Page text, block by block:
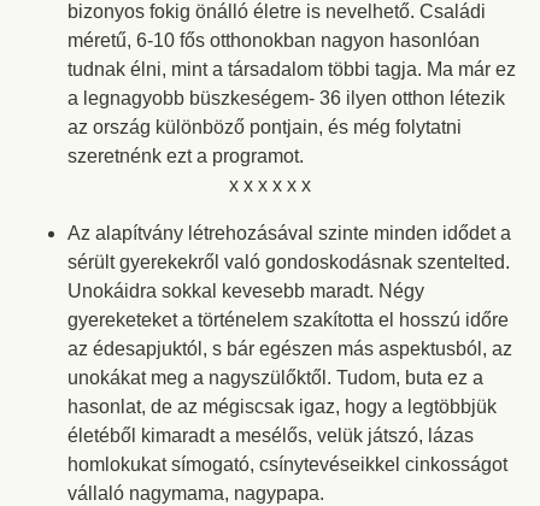
bizonyos fokig önálló életre is nevelhető. Családi
méretű, 6-10 fős otthonokban nagyon hasonlóan
tudnak élni, mint a társadalom többi tagja. Ma már ez
a legnagyobb büszkeségem- 36 ilyen otthon létezik
az ország különböző pontjain, és még folytatni
szeretnénk ezt a programot.
x x x x x x
Az alapítvány létrehozásával szinte minden idődet a
sérült gyerekekről való gondoskodásnak szentelted.
Unokáidra sokkal kevesebb maradt. Négy
gyereketeket a történelem szakította el hosszú időre
az édesapjuktól, s bár egészen más aspektusból, az
unokákat meg a nagyszülőktől. Tudom, buta ez a
hasonlat, de az mégiscsak igaz, hogy a legtöbbjük
életéből kimaradt a mesélős, velük játszó, lázas
homlokukat símogató, csínytevéseikkel cinkosságot
vállaló nagymama, nagypapa.